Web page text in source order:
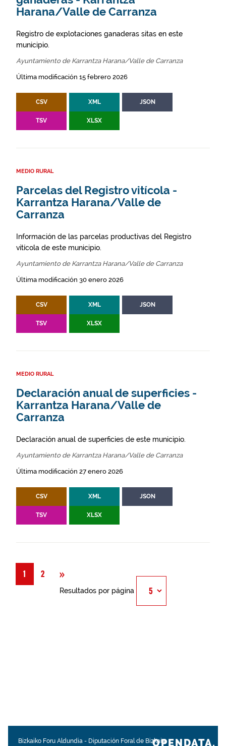
Harana/Valle de Carranza
Registro de explotaciones ganaderas sitas en este
municipio.
Ayuntamiento de Karrantza Harana/Valle de Carranza
Última modificación 15 febrero 2026
CSV XML JSON
TSV XLSX
MEDIO RURAL
Parcelas del Registro vitícola -
Karrantza Harana/Valle de
Carranza
Información de las parcelas productivas del Registro
vitícola de este municipio.
Ayuntamiento de Karrantza Harana/Valle de Carranza
Última modificación 30 enero 2026
CSV XML JSON
TSV XLSX
MEDIO RURAL
Declaración anual de superficies -
Karrantza Harana/Valle de
Carranza
Declaración anual de superficies de este municipio.
Ayuntamiento de Karrantza Harana/Valle de Carranza
Última modificación 27 enero 2026
CSV XML JSON
TSV XLSX
1 2 »
Resultados por página
Bizkaiko Foru Aldundia - Diputación Foral de BizkaiaOPENDATA.